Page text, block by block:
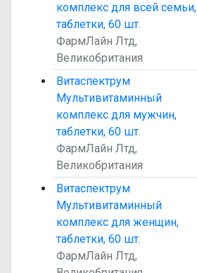
комплекс для всей семьи,
таблетки, 60 шт.
ФармЛайн Лтд,
Великобритания
Витаспектрум
Мультивитаминный
комплекс для мужчин,
таблетки, 60 шт.
ФармЛайн Лтд,
Великобритания
Витаспектрум
Мультивитаминный
комплекс для женщин,
таблетки, 60 шт.
ФармЛайн Лтд,